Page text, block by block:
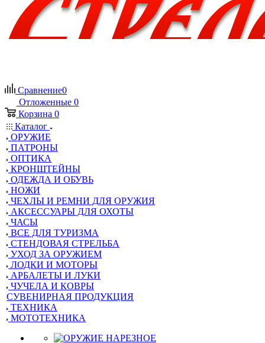
Сравнение0
Отложенные 0
Корзина 0
Каталог
ОРУЖИЕ
ПАТРОНЫ
ОПТИКА
КРОНШТЕЙНЫ
ОДЕЖДА И ОБУВЬ
НОЖИ
ЧЕХЛЫ И РЕМНИ ДЛЯ ОРУЖИЯ
АКСЕССУАРЫ ДЛЯ ОХОТЫ
ЧАСЫ
ВСЕ ДЛЯ ТУРИЗМА
СТЕНДОВАЯ СТРЕЛЬБА
УХОД ЗА ОРУЖИЕМ
ЛОДКИ И МОТОРЫ
АРБАЛЕТЫ И ЛУКИ
ЧУЧЕЛА И КОВРЫ
СУВЕНИРНАЯ ПРОДУКЦИЯ
ТЕХНИКА
МОТОТЕХНИКА